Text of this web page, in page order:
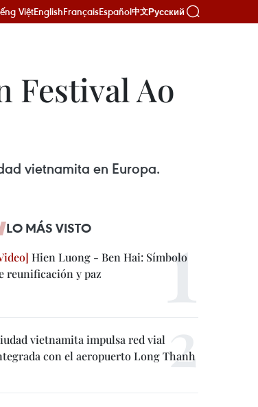
ViệtEnglishFrançaisEspañol中文Русский
Festival Ao
vietnamita en Europa.
LO MÁS VISTO
Hien Luong - Ben Hai: Símbolo
reunificación y paz
vietnamita impulsa red vial
con el aeropuerto Long Thanh